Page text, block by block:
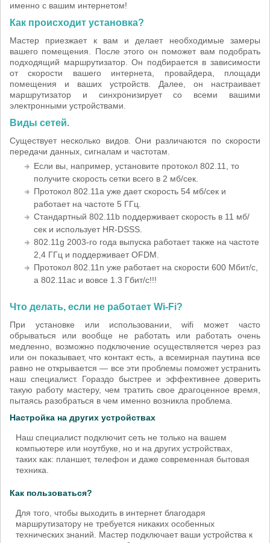
именно с вашим интернетом!
Как происходит установка?
Мастер приезжает к вам и делает необходимые замеры
вашего помещения. После этого он поможет вам подобрать
подходящий маршрутизатор. Он подбирается в зависимости
от скорости вашего интернета, провайдера, площади
помещения и ваших устройств. Далее, он настраивает
маршрутизатор и синхронизирует со всеми вашими
электронными устройствами.
Виды сетей.
Существует несколько видов. Они различаются по скорости
передачи данных, сигналам и частотам.
Если вы, например, установите протокол 802.11, то
получите скорость сетки всего в 2 мб/сек.
Протокол 802.11а уже дает скорость 54 мб/сек и
работает на частоте 5 ГГц.
Стандартный 802.11b поддерживает скорость в 11 мб/
сек и использует HR-DSSS.
802.11g 2003-го года выпуска работает также на частоте
2,4 ГГц и поддерживает OFDM.
Протокол 802.11n уже работает на скорости 600 Мбит/с,
а 802.11ac и вовсе 1.3 Гбит/с!!!
Что делать, если не работает Wi-Fi?
При установке или использовании, wifi может часто
обрываться или вообще не работать или работать очень
медленно, возможно подключение осуществляется через раз
или он показывает, что контакт есть, а всемирная паутина все
равно не открывается — все эти проблемы поможет устранить
наш специалист. Гораздо быстрее и эффективнее доверить
такую работу мастеру, чем тратить свое драгоценное время,
пытаясь разобраться в чем именно возникла проблема.
Настройка на других устройствах
Наш специалист подключит cеть не только на вашем
компьютере или ноутбуке, но и на других устройствах,
таких как: планшет, телефон и даже современная бытовая
техника.
Как пользоваться?
Для того, чтобы выходить в интернет благодаря
маршрутизатору не требуется никаких особенных
технических знаний. Мастер подключает ваши устройства к